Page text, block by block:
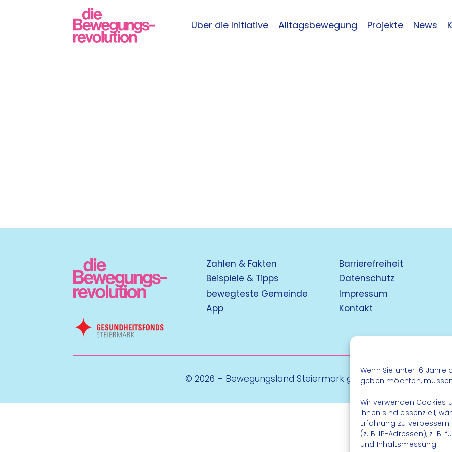
Wenn Sie unter 16
geben möchten,
Wir verwenden Cookies
ihnen sind essenziell,
Erfahrung zu
(z. B. IP-Adressen), z.
und Inhaltsmessung.
Über die Initiative Alltagsbewegung Projekte News
Zahlen & Fakten
Beispiele & Tipps
bewegteste Gemeinde
App
Barrierefreiheit
Datenschutz
Impressum
Kontakt
© 2026 – Bewegungsland Steiermark gGmbH - Alle Rechte